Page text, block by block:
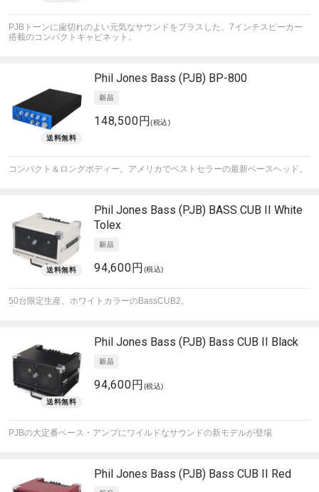
PJBトーンに歯切れのよい元気なサウンドをプラスした、7インチスピーカー
搭載のコンパクトキャビネット。
Phil Jones Bass (PJB) BP-800
148,500円(税込)
コンパクト＆ロングボディー。アメリカでベストセラーの最新ベースヘッド。
Phil Jones Bass (PJB) BASS CUB II White
Tolex
94,600円 (税込)
50台限定生産、ホワイトカラーのBassCUB2。
Phil Jones Bass (PJB) Bass CUB II Black
94,600円 (税込)
PJBの大定番ベース・アンプにワイルドなサウンドの新モデルが登場
Phil Jones Bass (PJB) Bass CUB II Red